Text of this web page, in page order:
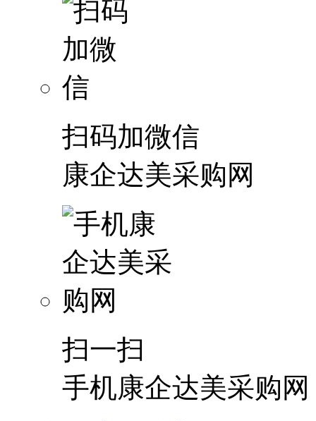
扫码加微信
康企达美采购网
扫一扫
手机康企达美采购网